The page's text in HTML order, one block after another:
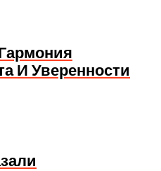
И Уверенности